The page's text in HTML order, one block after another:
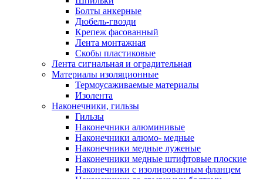
Болты анкерные
Дюбель-гвозди
Крепеж фасованный
Лента монтажная
Скобы пластиковые
Лента сигнальная и оградительная
Материалы изоляционные
Термоусаживаемые матeриалы
Изолента
Наконечники, гильзы
Гильзы
Наконечники алюминивые
Наконечники алюмо- медные
Наконечники медные луженые
Наконечники медные штифтовые плоские
Наконечники с изолированным фланцем